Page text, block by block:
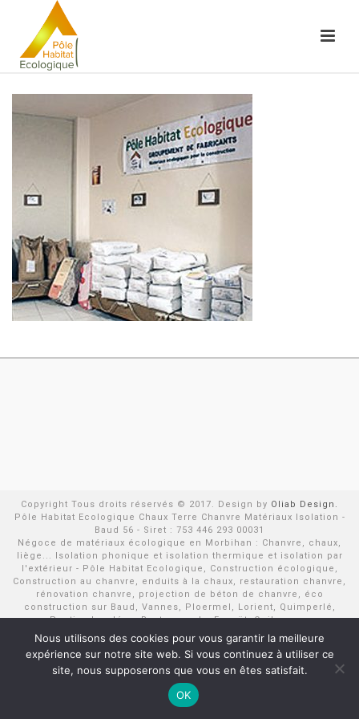
Copyright Tous droits réservés © 2017. Design by Oliab Design.
Pôle Habitat Ecologique Chaux Terre Chanvre Matériaux Isolation -
Baud 56 - Siret : 753 446 293 00031
Négoce de matériaux écologique en Morbihan : Chanvre, chaux,
liège... Isolation phonique et isolation thermique et isolation par
l'extérieur - Pôle Habitat Ecologique, Construction écologique,
Construction au chanvre, enduits à la chaux, restauration chanvre,
rénovation chanvre, projection de béton de chanvre, éco
construction sur Baud, Vannes, Ploermel, Lorient, Quimperlé,
Pontivy, Loudéac, Rostrenen, Le Faouët, Quiberon...
Nous utilisons des cookies pour vous garantir la meilleure
expérience sur notre site web. Si vous continuez à utiliser ce
site, nous supposerons que vous en êtes satisfait.
OK